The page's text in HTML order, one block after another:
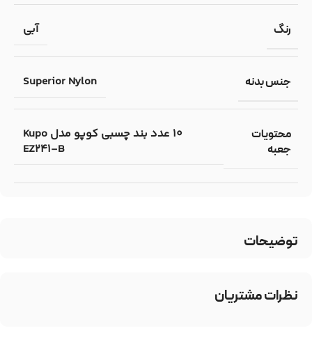
توضیحات
رنگ آبی
جنس بدنه Superior Nylon
محتویات
جعبه
10 عدد بند چسبی کوپو مدل Kupo
EZ241-B
نظرات مشتریان